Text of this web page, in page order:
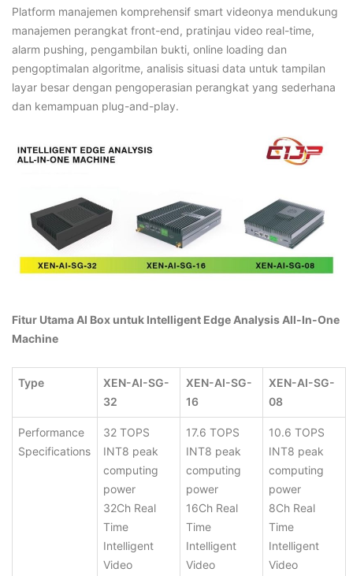
Platform manajemen komprehensif smart videonya mendukung
manajemen perangkat front-end, pratinjau video real-time,
alarm pushing, pengambilan bukti, online loading dan
pengoptimalan algoritme, analisis situasi data untuk tampilan
layar besar dengan pengoperasian perangkat yang sederhana
dan kemampuan plug-and-play.
Fitur Utama AI Box untuk Intelligent Edge Analysis All-In-One
Machine
Туре
XEN-AI-SG-
32
XEN-AI-SG-
16
XEN-AI-SG-
08
Performance
Specifications
32 TOPS
INT8 peak
computing
power
32Ch Real
Time
Intelligent
Video
17.6 TOPS
INT8 peak
computing
power
16Ch Real
Time
Intelligent
Video
10.6 TOPS
INT8 peak
computing
power
8Ch Real
Time
Intelligent
Video